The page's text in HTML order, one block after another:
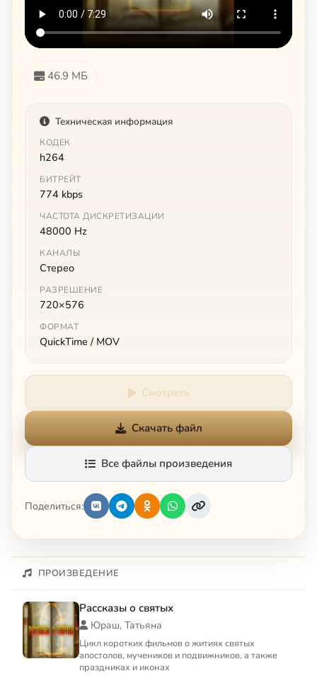
46.9 МБ
Техническая информация
КОДЕК
h264
БИТРЕЙТ
774 kbps
ЧАСТОТА ДИСКРЕТИЗАЦИИ
48000 Hz
КАНАЛЫ
Стерео
РАЗРЕШЕНИЕ
720×576
ФОРМАТ
QuickTime / MOV
Смотреть
Скачать файл
Все файлы произведения
Поделиться:
ПРОИЗВЕДЕНИЕ
Рассказы о святых
Юраш, Татьяна
Цикл коротких фильмов о житиях святых
апостолов, мучеников и подвижников, а также
праздниках и иконах